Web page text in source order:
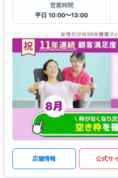
営業時間
平日 10:00〜13:00
店舗情報 公式サ